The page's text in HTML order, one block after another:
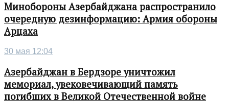
Минобороны Азербайджана распространило
очередную дезинформацию: Армия обороны
Арцаха
30 мая 12:04
Азербайджан в Бердзоре уничтожил
мемориал, увековечивающий память
погибших в Великой Отечественной войне